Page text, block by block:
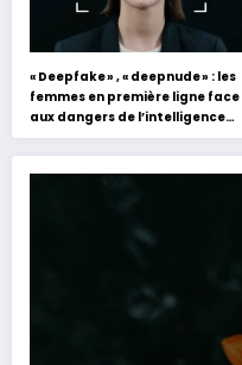
« Deepfake » , « deepnude » : les
femmes en première ligne face
aux dangers de l’intelligence
artificielle